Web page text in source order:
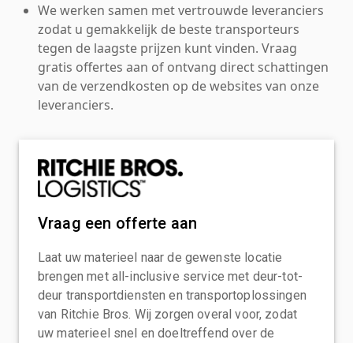
We werken samen met vertrouwde leveranciers
zodat u gemakkelijk de beste transporteurs
tegen de laagste prijzen kunt vinden. Vraag
gratis offertes aan of ontvang direct schattingen
van de verzendkosten op de websites van onze
leveranciers.
Vraag een offerte aan
Laat uw materieel naar de gewenste locatie
brengen met all-inclusive service met deur-tot-
deur transportdiensten en transportoplossingen
van Ritchie Bros. Wij zorgen overal voor, zodat
uw materieel snel en doeltreffend over de